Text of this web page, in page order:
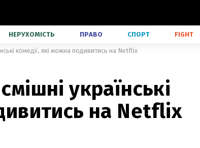
НЕРУХОМІСТЬ ПРАВО СПОРТ FIGHT
комедії, які можна подивитись на Netflix
українські
на Netflix